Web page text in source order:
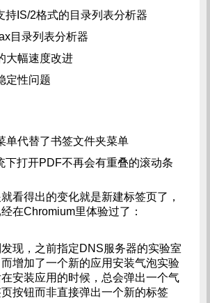
持IS/2格式的目录列表分析器
目录列表分析器
大幅速度改进
定性问题
单代替了书签文件夹菜单
下打开PDF不再会有重叠的滚动条
看得出的变化就是新建标签页了，
在Chromium里体验过了：
现，之前指定DNS服务器的实验室
增加了一个新的应用安装气泡实验
安装应用的时候，总会弹出一个气
按钮而非直接弹出一个新的标签